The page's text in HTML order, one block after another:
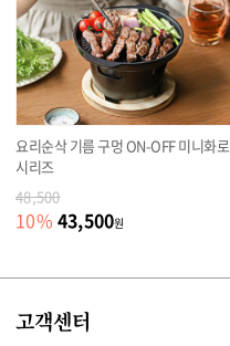
요리순삭 기름 구멍 ON-OFF 미니화로
시리즈
48,500
10% 43,500원
고객센터